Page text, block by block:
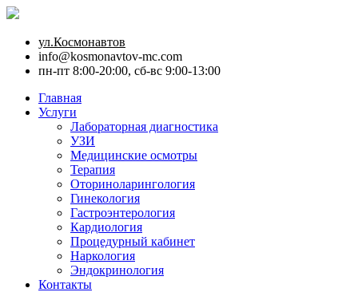
ул.Космонавтов
info@kosmonavtov-mc.com
пн-пт 8:00-20:00, сб-вс 9:00-13:00
Главная
Услуги
Лабораторная диагностика
УЗИ
Медицинские осмотры
Терапия
Оториноларингология
Гинекология
Гастроэнтерология
Кардиология
Процедурный кабинет
Наркология
Эндокринология
Контакты